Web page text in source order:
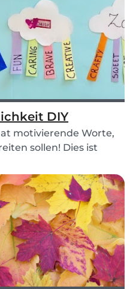
DIY
motivierende Worte,
sollen! Dies ist